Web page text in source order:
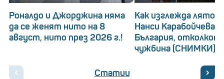
Роналдо и Джорджина няма
да се женят нито на 8
август, нито през 2026 г.!
Как изглежда
Нанси Карабойчева?
България,
чужбина (СНИМКИ)
Статии